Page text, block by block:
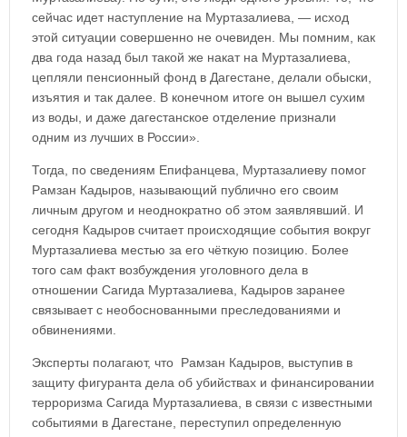
сейчас идет наступление на Муртазалиева, — исход
этой ситуации совершенно не очевиден. Мы помним, как
два года назад был такой же накат на Муртазалиева,
цепляли пенсионный фонд в Дагестане, делали обыски,
изъятия и так далее. В конечном итоге он вышел сухим
из воды, и даже дагестанское отделение признали
одним из лучших в России».
Тогда, по сведениям Епифанцева, Муртазалиеву помог
Рамзан Кадыров, называющий публично его своим
личным другом и неоднократно об этом заявлявший. И
сегодня Кадыров считает происходящие события вокруг
Муртазалиева местью за его чёткую позицию. Более
того сам факт возбуждения уголовного дела в
отношении Сагида Муртазалиева, Кадыров заранее
связывает с необоснованными преследованиями и
обвинениями.
Эксперты полагают, что Рамзан Кадыров, выступив в
защиту фигуранта дела об убийствах и финансировании
терроризма Сагида Муртазалиева, в связи с известными
событиями в Дагестане, переступил определенную